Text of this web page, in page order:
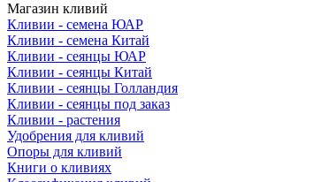
Магазин кливий
Кливии - семена ЮАР
Кливии - семена Китай
Кливии - сеянцы ЮАР
Кливии - сеянцы Китай
Кливии - сеянцы Голландия
Кливии - сеянцы под заказ
Кливии - растения
Удобрения для кливий
Опоры для кливий
Книги о кливиях